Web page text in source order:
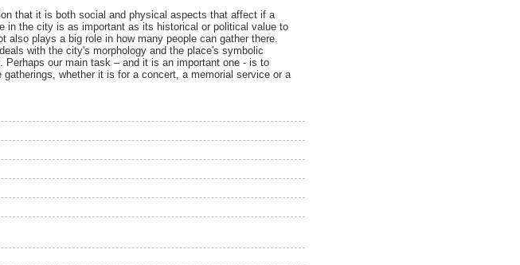
that it is both social and physical aspects that affect if a
in the city is as important as its historical or political value to
plays a big role in how many people can gather there.
with the city's morphology and the place's symbolic
our main task – and it is an important one - is to
whether it is for a concert, a memorial service or a